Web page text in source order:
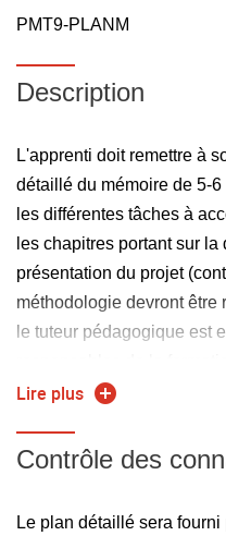
PMT9-PLANM
Description
L'apprenti doit remettre à
détaillé du mémoire de 5-
les différentes tâches à
les chapitres portant sur
présentation du projet
méthodologie devront être
le tuteur pédagogique est
Pecquenard) et à la
projeter dans l'avenir, à
s'avancer au plus dans la
Lire plus
Contrôle des
Le plan détaillé sera